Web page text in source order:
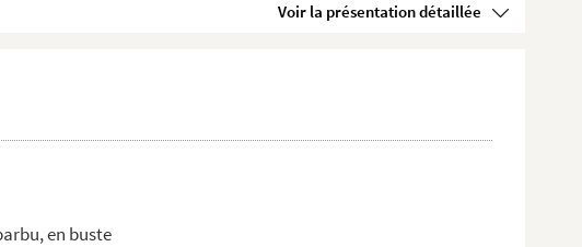
Voir la présentation détaillée
en buste